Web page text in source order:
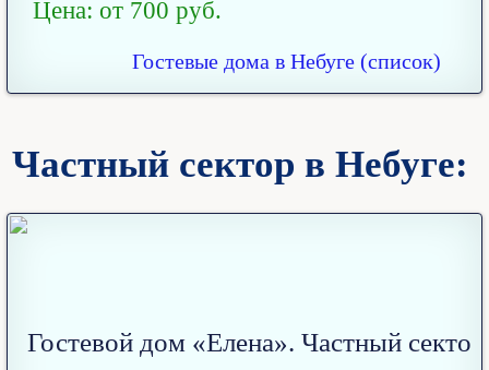
Цена: от 700 руб.
Гостевые дома в Небуге (список)
Частный сектор в Небуге: